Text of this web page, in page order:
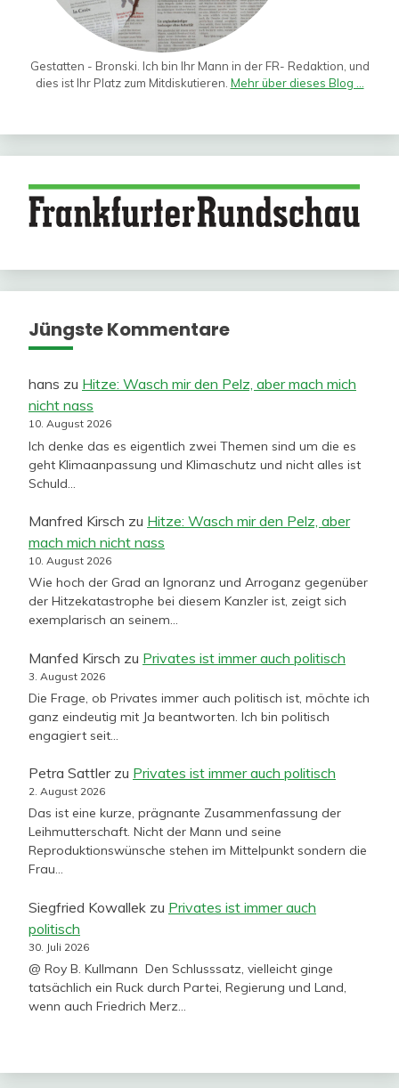
Gestatten - Bronski. Ich bin Ihr Mann in der FR- Redaktion, und
dies ist Ihr Platz zum Mitdiskutieren. Mehr über dieses Blog ...
Jüngste Kommentare
hans zu Hitze: Wasch mir den Pelz, aber mach mich
nicht nass
10. August 2026
Ich denke das es eigentlich zwei Themen sind um die es
geht Klimaanpassung und Klimaschutz und nicht alles ist
Schuld…
Manfred Kirsch zu Hitze: Wasch mir den Pelz, aber
mach mich nicht nass
10. August 2026
Wie hoch der Grad an Ignoranz und Arroganz gegenüber
der Hitzekatastrophe bei diesem Kanzler ist, zeigt sich
exemplarisch an seinem…
Manfed Kirsch zu Privates ist immer auch politisch
3. August 2026
Die Frage, ob Privates immer auch politisch ist, möchte ich
ganz eindeutig mit Ja beantworten. Ich bin politisch
engagiert seit…
Petra Sattlerzu Privates ist immer auch politisch
2. August 2026
Das ist eine kurze, prägnante Zusammenfassung der
Leihmutterschaft. Nicht der Mann und seine
Reproduktionswünsche stehen im Mittelpunkt sondern die
Frau…
Siegfried Kowallek zu Privates ist immer auch
politisch
30. Juli 2026
@ Roy B. Kullmann Den Schlusssatz, vielleicht ginge
tatsächlich ein Ruck durch Partei, Regierung und Land,
wenn auch Friedrich Merz…